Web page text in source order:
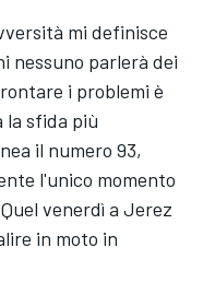
mi definisce
nessuno parlerà dei
i problemi è
la sfida più
il numero 93,
l'unico momento
venerdì a Jerez
in moto in